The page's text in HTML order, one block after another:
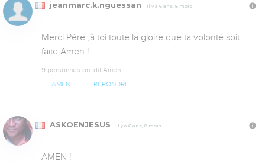
jeanmarc.k.nguessan Il y a 6 ans, 8 mois
Merci Père ,à toi toute la gloire que ta volonté soit
faite.Amen !
9 personnes ont dit Amen
AMEN RÉPONDRE
ASKOENJESUS Il y a 6 ans, 8 mois
AMEN !